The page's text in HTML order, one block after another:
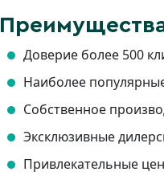
Доверие более 500
Наиболее
Собственное
Эксклюзивные
Привлекательные